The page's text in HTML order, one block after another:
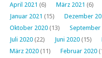
April 2021 (6) März 2021 (6)
Januar 2021 (15) Dezember
Oktober 2020 (13) September
Juli 2020 (22) Juni 2020 (15)
März 2020 (11) Februar 2020